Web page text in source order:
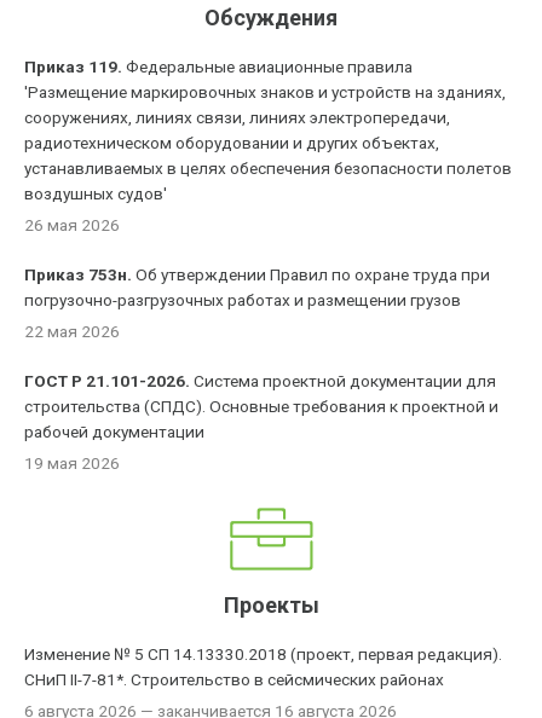
Обсуждения
Приказ 119. Федеральные авиационные правила
'Размещение маркировочных знаков и устройств на зданиях,
сооружениях, линиях связи, линиях электропередачи,
радиотехническом оборудовании и других объектах,
устанавливаемых в целях обеспечения безопасности полетов
воздушных судов'
26 мая 2026
Приказ 753н. Об утверждении Правил по охране труда при
погрузочно-разгрузочных работах и размещении грузов
22 мая 2026
ГОСТ Р 21.101-2026. Система проектной документации для
строительства (СПДС). Основные требования к проектной и
рабочей документации
19 мая 2026
Проекты
Изменение № 5 СП 14.13330.2018 (проект, первая редакция).
СНиП II-7-81*. Строительство в сейсмических районах
6 августа 2026 — заканчивается 16 августа 2026